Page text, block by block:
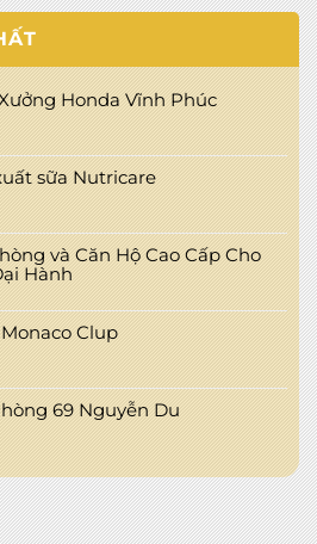
Honda Vĩnh Phúc
sữa Nutricare
và Căn Hộ Cao Cấp Cho
Hành
Clup
69 Nguyễn Du